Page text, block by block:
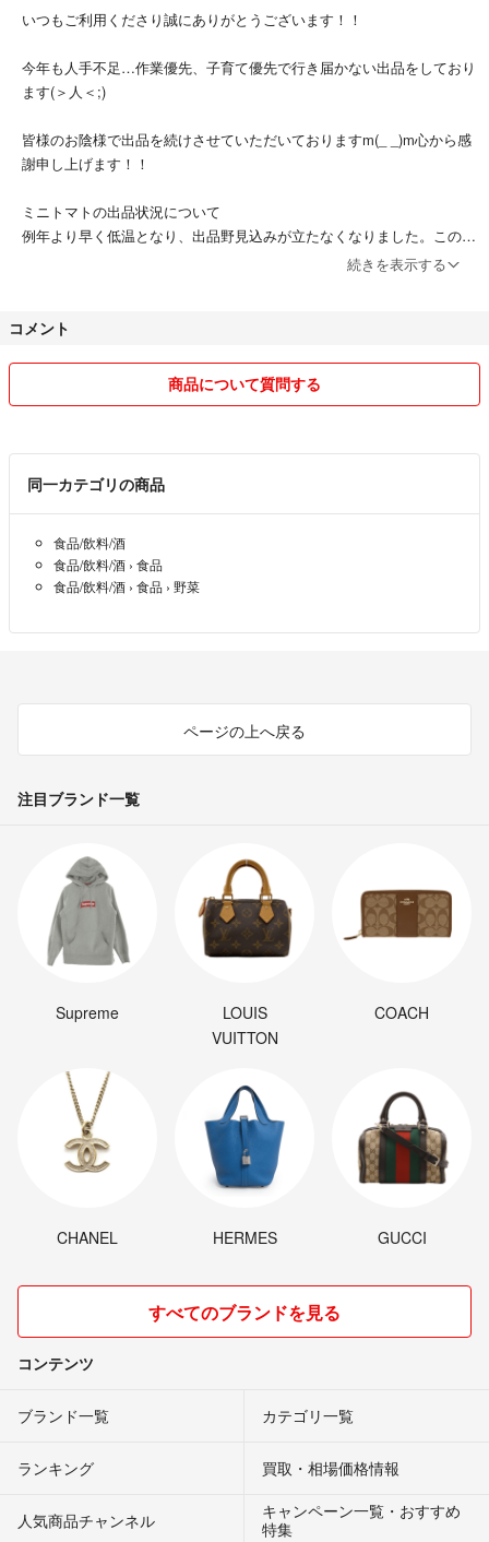
・14時→16時
・18時→20時
・19時→21時
道路状況によりご希望に添えない場合があります。
予めご了承ください。
いつもご利用くださり誠にありがとうございます！！
今年も人手不足…作業優先、子育て優先で行き届かない出品をしており
ます(＞人＜;)
皆様のお陰様で出品を続けさせていただいておりますm(_ _)m心から感
謝申し上げます！！
ミニトマトの出品状況について
例年より早く低温となり、出品野見込みが立たなくなりました。このま
常温、クール、量の違い
訳ありの軽度、有無の割合、出品量によって変えております。
これに懲りずまたご利用いただければ幸いですm(_ _)m
今年はミニトマト小粒、訳ありミニトマトをメインに出品させていただ
きますm(_ _)m
(トマトベリー、麗月の出品はございません)
例年以上に人手不足となってまして、コメント欄へご希望いただきまし
ても全てを把握出来ません。専用ページの受付はしておりません(＞人
＜;)よろしくお願いします。
野菜の栽培と子育て優先に動いてますので、速やかなご連絡や返答が出
来ない事が多いです。申し訳ございませんm(_ _)m
自己紹介
岐阜県高山市にて標高800ｍを越える高冷地、美味しい空気と綺麗な
水で育てました。
是非、飛騨高山産トマトをお楽しみ下さいませ！
夫と2人で就農して18年、ハウスは40棟ほど。
です！！
続きを表示する
コメント
商品について質問する
同一カテゴリの商品
食品/飲料/酒
食品/飲料/酒 › 食品
食品/飲料/酒 › 食品 › 野菜
ページの上へ戻る
注目ブランド一覧
Supreme
LOUIS
VUITTON
COACH
CHANEL HERMES GUCCI
すべてのブランドを見る
コンテンツ
ブランド一覧 カテゴリ一覧
ランキング 買取・相場価格情報
人気商品チャンネル
キャンペーン一覧・おすすめ
特集